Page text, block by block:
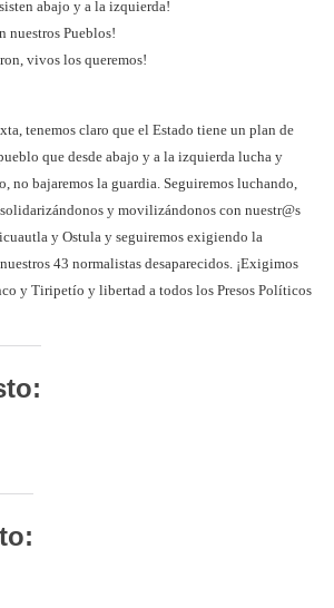
abajo y a la izquierda!
nuestros Pueblos!
vivos los queremos!
tenemos claro que el Estado tiene un plan de
que desde abajo y a la izquierda lucha y
no bajaremos la guardia. Seguiremos luchando,
y movilizándonos con nuestr@s
y Ostula y seguiremos exigiendo la
43 normalistas desaparecidos. ¡Exigimos
y Tiripetío y libertad a todos los Presos Políticos